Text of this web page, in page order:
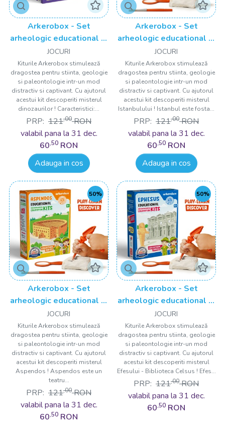
Arkerobox - Set
arheologic educational si
puzzle 3D, Dino
JOCURI
Kiturile Arkerobox stimulează
dragostea pentru stiinta, geologie
si paleontologie intr-un mod
distractiv si captivant. Cu ajutorul
acestui kit descoperiti misterul
dinozaurilor ! Caracteristici:...
PRP: 121,00 RON
valabil pana la 31 dec.
60,50 RON
Adauga in cos
Arkerobox - Set
arheologic educational si
puzzle 3D, Istanbul,
Turnul Galata
JOCURI
Kiturile Arkerobox stimulează
dragostea pentru stiinta, geologie
si paleontologie intr-un mod
distractiv si captivant. Cu ajutorul
acestui kit descoperiti misterul
Istanbulului ! Istanbul este fosta...
PRP: 121,00 RON
valabil pana la 31 dec.
60,50 RON
Adauga in cos
50%
Arkerobox - Set
arheologic educational si
puzzle 3D, Aspendos
JOCURI
Kiturile Arkerobox stimulează
dragostea pentru stiinta, geologie
si paleontologie intr-un mod
distractiv si captivant. Cu ajutorul
acestui kit descoperiti misterul
Aspendos ! Aspendos este un
teatru...
PRP: 121,00 RON
valabil pana la 31 dec.
60,50 RON
50%
Arkerobox - Set
arheologic educational si
puzzle 3D, Efes -
Biblioteca Celsus
JOCURI
Kiturile Arkerobox stimulează
dragostea pentru stiinta, geologie
si paleontologie intr-un mod
distractiv si captivant. Cu ajutorul
acestui kit descoperiti misterul
Efesului - Biblioteca Celsus ! Efes...
PRP: 121,00 RON
valabil pana la 31 dec.
60,50 RON